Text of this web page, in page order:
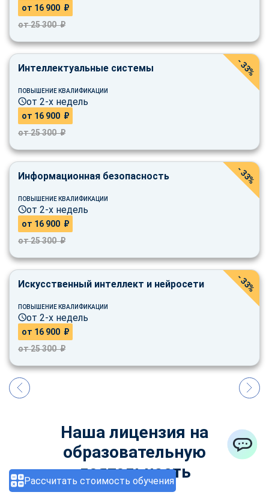
Рассчитать стоимость обучения
от 16 900 ₽
от 25 300 ₽
Интеллектуальные системы
ПОВЫШЕНИЕ КВАЛИФИКАЦИИ
от 2-х недель
от 16 900 ₽
от 25 300 ₽
- 33%
Информационная безопасность
ПОВЫШЕНИЕ КВАЛИФИКАЦИИ
от 2-х недель
от 16 900 ₽
от 25 300 ₽
- 33%
Искусственный интеллект и нейросети
ПОВЫШЕНИЕ КВАЛИФИКАЦИИ
от 2-х недель
от 16 900 ₽
от 25 300 ₽
- 33%
Наша лицензия на
образовательную
деятельность
Мессенджеры
Свяжитесь с нами через любой удобный мессенджер!
Vkontakte
Max
ChatApp